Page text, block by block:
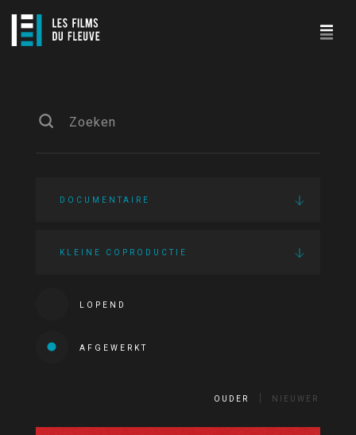
DOCUMENTAIRE
KLEINE COPRODUCTIE
LOPEND
AFGEWERKT
OUDER NIEUWER